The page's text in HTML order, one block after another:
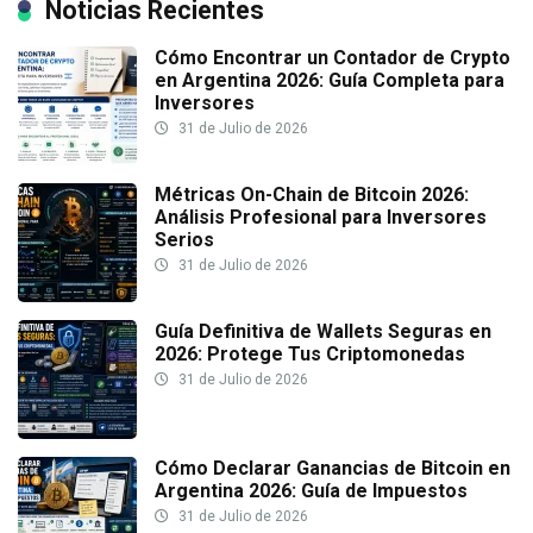
Noticias Recientes
Cómo Encontrar un Contador de Crypto
en Argentina 2026: Guía Completa para
Inversores
31 de Julio de 2026
Métricas On-Chain de Bitcoin 2026:
Análisis Profesional para Inversores
Serios
31 de Julio de 2026
Guía Definitiva de Wallets Seguras en
2026: Protege Tus Criptomonedas
31 de Julio de 2026
Cómo Declarar Ganancias de Bitcoin en
Argentina 2026: Guía de Impuestos
31 de Julio de 2026